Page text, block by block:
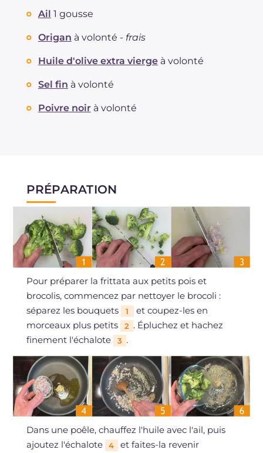
Ail 1 gousse
Origan à volonté - frais
Huile d'olive extra vierge à volonté
Sel fin à volonté
Poivre noir à volonté
PRÉPARATION
Pour préparer la frittata aux petits pois et
brocolis, commencez par nettoyer le brocoli :
séparez les bouquets
1
et coupez-les en
morceaux plus petits
2 . Épluchez et hachez
finement l'échalote
3 .
Dans une poêle, chauffez l'huile avec l'ail, puis
ajoutez l'échalote
4 et faites-la revenir